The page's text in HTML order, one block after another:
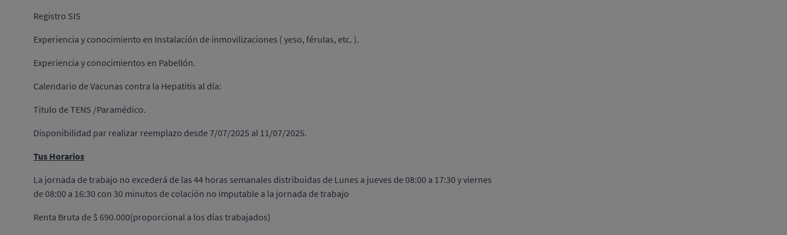
Registro SIS
Experiencia y conocimiento en Instalación de inmovilizaciones ( yeso, férulas, etc. ).
Experiencia y conocimientos en Pabellón.
Calendario de Vacunas contra la Hepatitis al día:
Titulo de TENS /Paramédico.
Disponibilidad par realizar reemplazo desde 7/07/2025 al 11/07/2025.
Tus Horarios
La jornada de trabajo no excederá de las 44 horas semanales distribuidas de Lunes a jueves de 08:00 a 17:30 y viernes
de 08:00 a 16:30 con 30 minutos de colación no imputable a la jornada de trabajo
Renta Bruta de $ 690.000(proporcional a los días trabajados)